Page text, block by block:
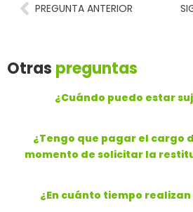
PREGUNTA ANTERIOR
Otras preguntas
¿Cuándo puedo estar
¿Tengo que pagar el cargo
momento de solicitar la
¿En cuánto tiempo